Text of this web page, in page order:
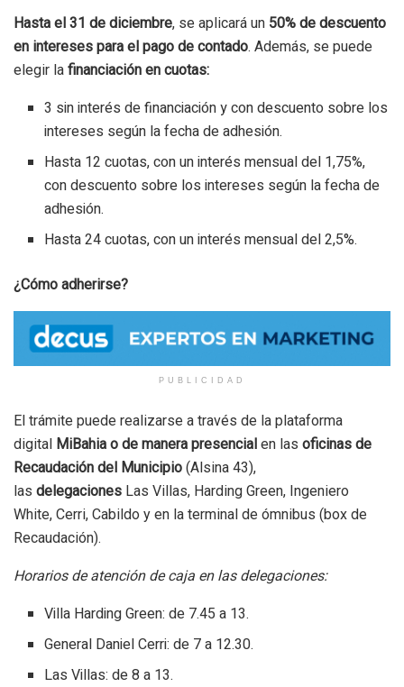
Hasta el 31 de diciembre, se aplicará un 50% de descuento
en intereses para el pago de contado. Además, se puede
elegir la financiación en cuotas:
3 sin interés de financiación y con descuento sobre los
intereses según la fecha de adhesión.
Hasta 12 cuotas, con un interés mensual del 1,75%,
con descuento sobre los intereses según la fecha de
adhesión.
Hasta 24 cuotas, con un interés mensual del 2,5%.
¿Cómo adherirse?
PUBLICIDAD
El trámite puede realizarse a través de la plataforma
digital MiBahia o de manera presencial en las oficinas de
Recaudación del Municipio (Alsina 43),
las delegaciones Las Villas, Harding Green, Ingeniero
White, Cerri, Cabildo y en la terminal de ómnibus (box de
Recaudación).
Horarios de atención de caja en las delegaciones:
Villa Harding Green: de 7.45 a 13.
General Daniel Cerri: de 7 a 12.30.
Las Villas: de 8 a 13.